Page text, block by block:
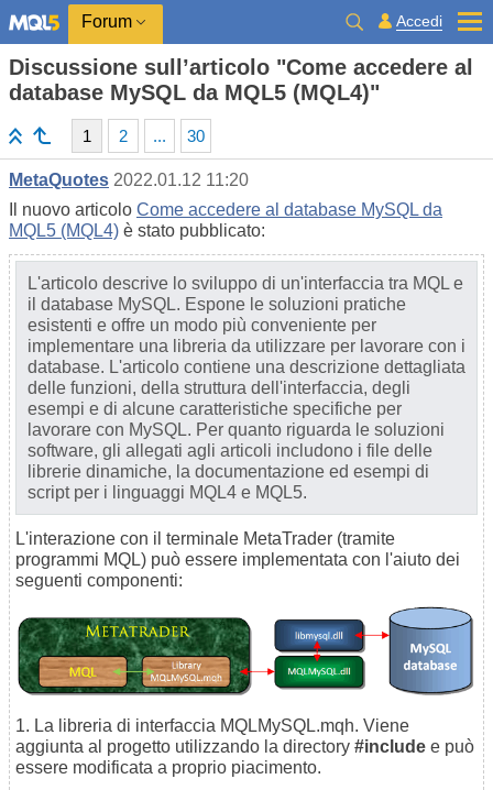
Forum Accedi
Discussione sull’articolo "Come accedere al
database MySQL da MQL5 (MQL4)"
1 2 ... 30
MetaQuotes 2022.01.12 11:20
Il nuovo articolo Come accedere al database MySQL da
MQL5 (MQL4) è stato pubblicato:
L'articolo descrive lo sviluppo di un'interfaccia tra MQL e
il database MySQL. Espone le soluzioni pratiche
esistenti e offre un modo più conveniente per
implementare una libreria da utilizzare per lavorare con i
database. L'articolo contiene una descrizione dettagliata
delle funzioni, della struttura dell'interfaccia, degli
esempi e di alcune caratteristiche specifiche per
lavorare con MySQL. Per quanto riguarda le soluzioni
software, gli allegati agli articoli includono i file delle
librerie dinamiche, la documentazione ed esempi di
script per i linguaggi MQL4 e MQL5.
L'interazione con il terminale MetaTrader (tramite
programmi MQL) può essere implementata con l'aiuto dei
seguenti componenti:
1. La libreria di interfaccia MQLMySQL.mqh. Viene
aggiunta al progetto utilizzando la directory #include e può
essere modificata a proprio piacimento.